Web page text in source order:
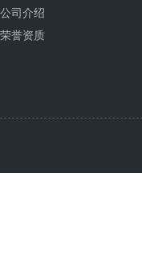
公司介绍
荣誉资质